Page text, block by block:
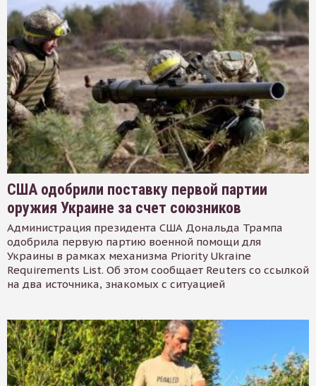
США одобрили поставку первой партии
оружия Украине за счет союзников
Администрация президента США Дональда Трампа
одобрила первую партию военной помощи для
Украины в рамках механизма Priority Ukraine
Requirements List. Об этом сообщает Reuters со ссылкой
на два источника, знакомых с ситуацией